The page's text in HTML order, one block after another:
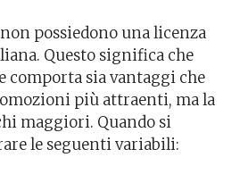
possiedono una licenza
Questo significa che
comporta sia vantaggi che
più attraenti, ma la
maggiori. Quando si
le seguenti variabili: